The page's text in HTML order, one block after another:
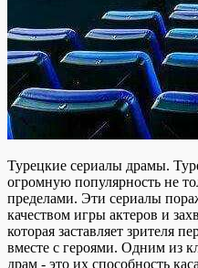
Турецкие сериалы драмы.
огромную популярность не
пределами. Эти сериалы
качеством игры актеров и
которая заставляет зрителя
вместе с героями. Одним из
драм - это их способность